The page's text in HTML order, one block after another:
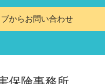
ブからお問い合わせ